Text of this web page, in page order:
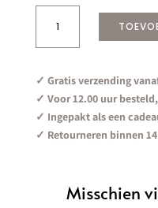
Kadopapier
Dots
Beige
x
200
cm
aantal
✓ Gratis verzending
✓ Voor 12.00 uur
✓ Ingepakt als een
✓ Retourneren binnen
Misschien